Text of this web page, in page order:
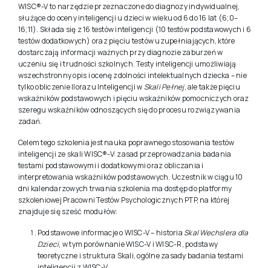
WISC®-Vto narzędzie przeznaczone do diagnozy indywidualnej,
służące do oceny inteligencji u dzieci w wieku od 6 do 16 lat (6;0–
16;11). Składa się z 16 testów inteligencji (10 testów podstawowych i 6
testów dodatkowych) oraz pięciu testów uzupełniających, które
dostarczają informacji ważnych przy diagnozie zaburzeń w
uczeniu się i trudności szkolnych. Testy inteligencji umożliwiają
wszechstronny opis i ocenę zdolności intelektualnych dziecka – nie
tylko obliczenie Ilorazu Inteligencji w Skali Pełnej, ale także pięciu
wskaźników podstawowych i pięciu wskaźników pomocniczych oraz
szeregu wskaźników odnoszących się do procesu rozwiązywania
zadań.
Celem tego szkolenia jest nauka poprawnego stosowania testów
inteligencji ze skaliWISC®-V: zasad przeprowadzania badania
testami podstawowymi i dodatkowymi oraz obliczania i
interpretowania wskaźników podstawowych. Uczestnik w ciągu 10
dni kalendarzowych trwania szkolenia ma dostęp do platformy
szkoleniowej Pracowni Testów Psychologicznych PTP, na której
znajduje się sześć modułów:
Podstawowe informacje o WISC-V – historia Skal Wechslera dla
Dzieci, w tym porównanie WISC-V i WISC-R, podstawy
teoretyczne i struktura Skali, ogólne zasady badania testami